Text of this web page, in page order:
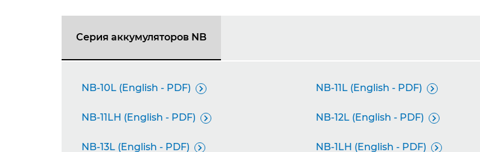
Серия аккумуляторов NB
NB-10L (English - PDF)  NB-11L (English - PDF) 
NB-11LH (English - PDF)  NB-12L (English - PDF) 
NB-13L (English - PDF)  NB-1LH (English - PDF) 